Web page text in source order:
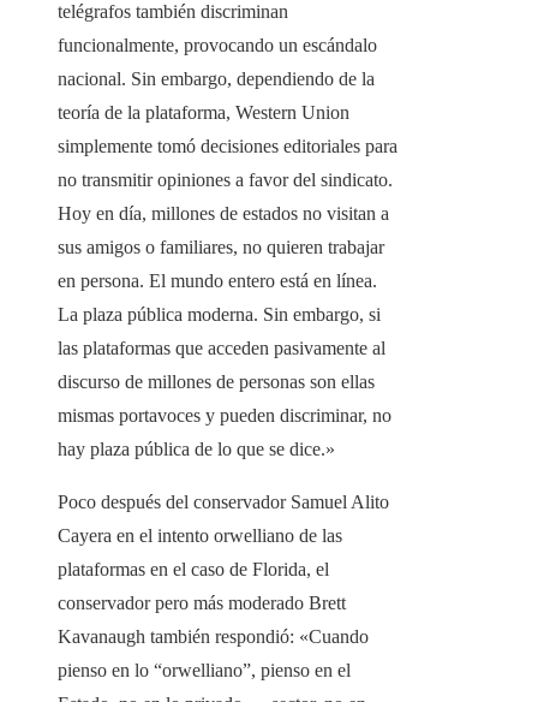
telégrafos también discriminan
funcionalmente, provocando un escándalo
nacional. Sin embargo, dependiendo de la
teoría de la plataforma, Western Union
simplemente tomó decisiones editoriales para
no transmitir opiniones a favor del sindicato.
Hoy en día, millones de estados no visitan a
sus amigos o familiares, no quieren trabajar
en persona. El mundo entero está en línea.
La plaza pública moderna. Sin embargo, si
las plataformas que acceden pasivamente al
discurso de millones de personas son ellas
mismas portavoces y pueden discriminar, no
hay plaza pública de lo que se dice.»
Poco después del conservador Samuel Alito
Cayera en el intento orwelliano de las
plataformas en el caso de Florida, el
conservador pero más moderado Brett
Kavanaugh también respondió: «Cuando
pienso en lo “orwelliano”, pienso en el